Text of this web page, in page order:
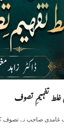
تفہیمِ تصوف
غامدی صاحب نے تصوف